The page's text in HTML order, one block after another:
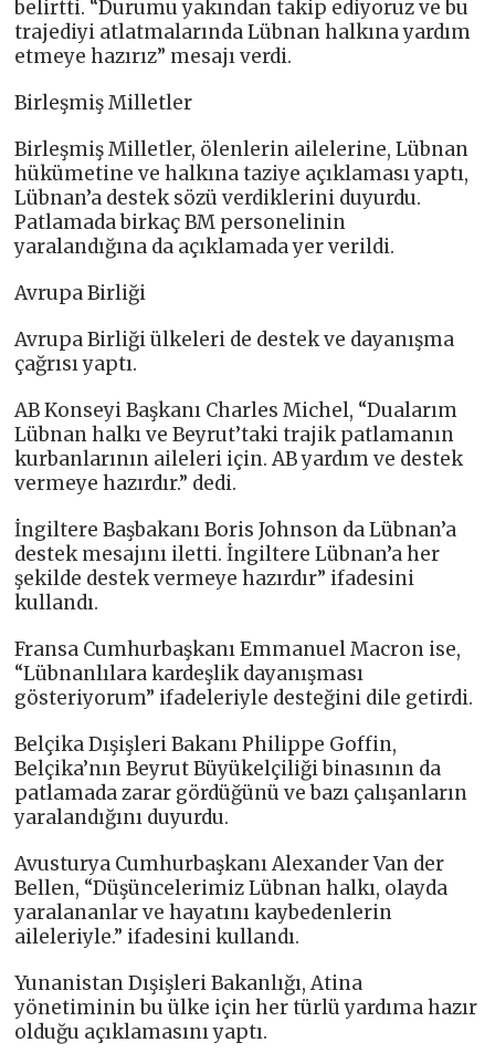
belirtti. “Durumu yakından takip ediyoruz ve bu
trajediyi atlatmalarında Lübnan halkına yardım
etmeye hazırız” mesajı verdi.
Birleşmiş Milletler
Birleşmiş Milletler, ölenlerin ailelerine, Lübnan
hükümetine ve halkına taziye açıklaması yaptı,
Lübnan’a destek sözü verdiklerini duyurdu.
Patlamada birkaç BM personelinin
yaralandığına da açıklamada yer verildi.
Avrupa Birliği
Avrupa Birliği ülkeleri de destek ve dayanışma
çağrısı yaptı.
AB Konseyi Başkanı Charles Michel, “Dualarım
Lübnan halkı ve Beyrut’taki trajik patlamanın
kurbanlarının aileleri için. AB yardım ve destek
vermeye hazırdır.” dedi.
İngiltere Başbakanı Boris Johnson da Lübnan’a
destek mesajını iletti. İngiltere Lübnan’a her
şekilde destek vermeye hazırdır” ifadesini
kullandı.
Fransa Cumhurbaşkanı Emmanuel Macron ise,
“Lübnanlılara kardeşlik dayanışması
gösteriyorum” ifadeleriyle desteğini dile getirdi.
Belçika Dışişleri Bakanı Philippe Goffin,
Belçika’nın Beyrut Büyükelçiliği binasının da
patlamada zarar gördüğünü ve bazı çalışanların
yaralandığını duyurdu.
Avusturya Cumhurbaşkanı Alexander Van der
Bellen, “Düşüncelerimiz Lübnan halkı, olayda
yaralananlar ve hayatını kaybedenlerin
aileleriyle.” ifadesini kullandı.
Yunanistan Dışişleri Bakanlığı, Atina
yönetiminin bu ülke için her türlü yardıma hazır
olduğu açıklamasını yaptı.